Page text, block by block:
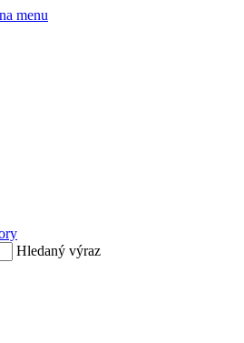
menu
Hledaný výraz